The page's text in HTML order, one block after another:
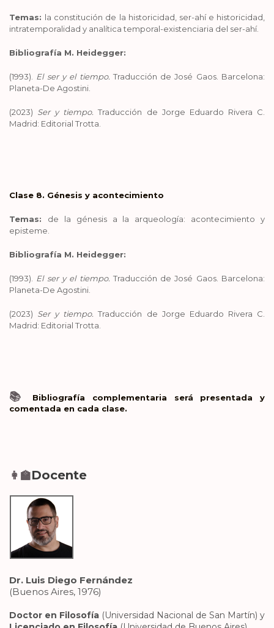
Temas: la constitución de la historicidad, ser-ahí e historicidad,
intratemporalidad y analítica temporal-existenciaria del ser-ahí.
Bibliografía M. Heidegger:
(1993). El ser y el tiempo. Traducción de José Gaos. Barcelona:
Planeta-De Agostini.
(2023) Ser y tiempo. Traducción de Jorge Eduardo Rivera C.
Madrid: Editorial Trotta.
Clase 8. Génesis y acontecimiento
Temas: de la génesis a la arqueología: acontecimiento y
episteme.
Bibliografía M. Heidegger:
(1993). El ser y el tiempo. Traducción de José Gaos. Barcelona:
Planeta-De Agostini.
(2023) Ser y tiempo. Traducción de Jorge Eduardo Rivera C.
Madrid: Editorial Trotta.
📚
Bibliografía complementaria será presentada y
comentada en cada clase.
👩‍🏫Docente
Dr. Luis Diego Fernández
(Buenos Aires, 1976)
Doctor en Filosofía (Universidad Nacional de San Martín) y